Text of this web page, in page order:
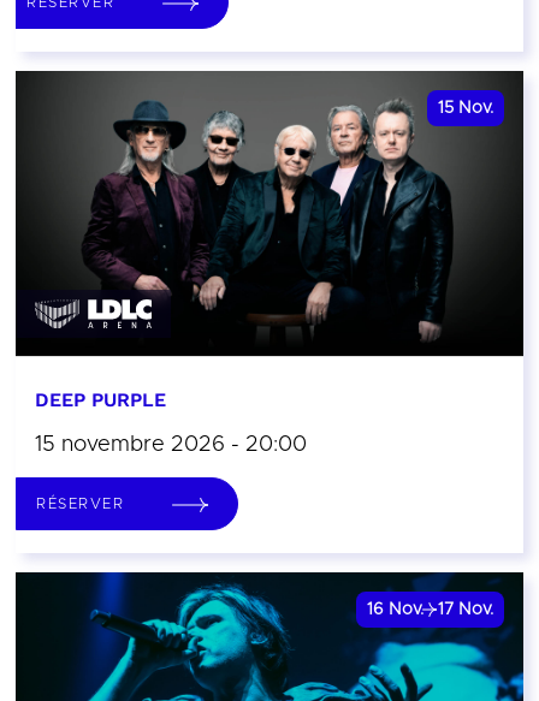
15 Nov.
DEEP PURPLE
15 novembre 2026 - 20:00
RÉSERVER
16 Nov. 17 Nov.